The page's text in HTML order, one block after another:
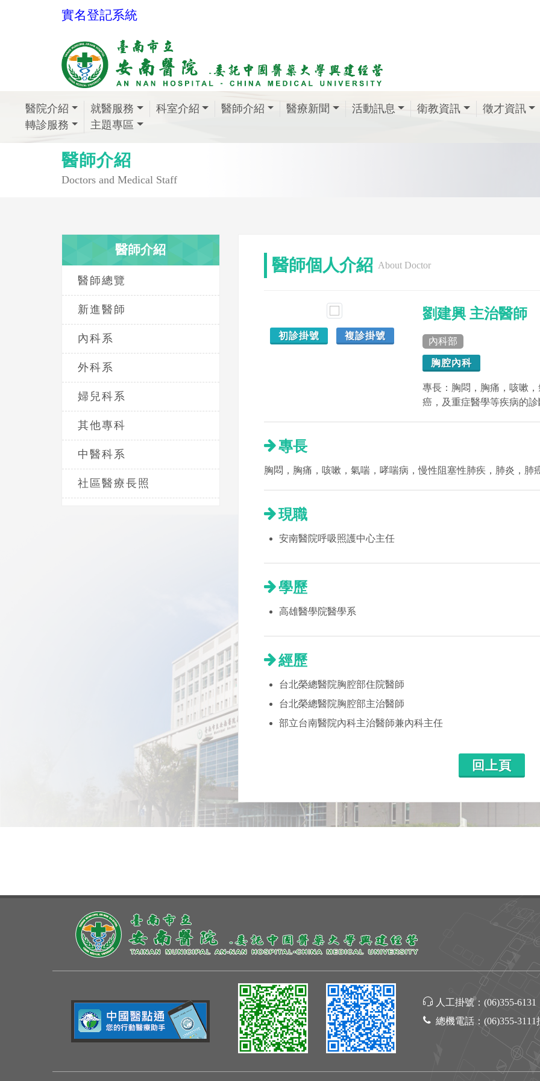
實名登記系統
醫院介紹 就醫服務 科室介紹 醫師介紹 醫療新聞 活動訊息 衛教資訊
徵才資訊
轉診服務
主題專區
醫師介紹
Doctors and Medical Staff
醫師介紹
醫師總覽
新進醫師
內科系
外科系
婦兒科系
其他專科
中醫科系
社區醫療長照
醫師個人介紹 About Doctor
初診掛號 複診掛號
劉建興 主治醫師
內科部
胸腔內科
專長：胸悶，胸痛，咳嗽
癌，及重症醫學等疾病的
專長
胸悶，胸痛，咳嗽，氣喘，哮喘病，慢性阻塞性肺疾，肺炎，肺
現職
安南醫院呼吸照護中心主任
學歷
高雄醫學院醫學系
經歷
台北榮總醫院胸腔部住院醫師
台北榮總醫院胸腔部主治醫師
部立台南醫院內科主治醫師兼內科主任
回上頁
人工掛號： (06)355-6131
總機電話： (06)355-3111